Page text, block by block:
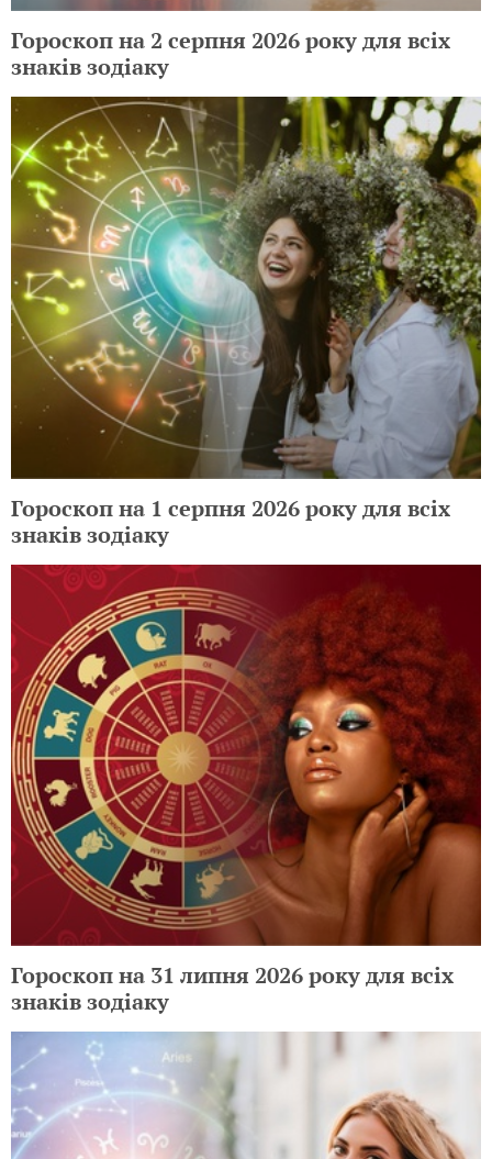
Гороскоп на 2 серпня 2026 року для всіх
знаків зодіаку
Гороскоп на 1 серпня 2026 року для всіх
знаків зодіаку
Гороскоп на 31 липня 2026 року для всіх
знаків зодіаку